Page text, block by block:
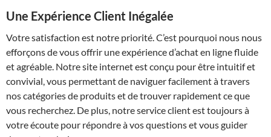
Une Expérience Client Inégalée
Votre satisfaction est notre priorité. C’est pourquoi nous nous
efforçons de vous offrir une expérience d’achat en ligne fluide
et agréable. Notre site internet est conçu pour être intuitif et
convivial, vous permettant de naviguer facilement à travers
nos catégories de produits et de trouver rapidement ce que
vous recherchez. De plus, notre service client est toujours à
votre écoute pour répondre à vos questions et vous guider